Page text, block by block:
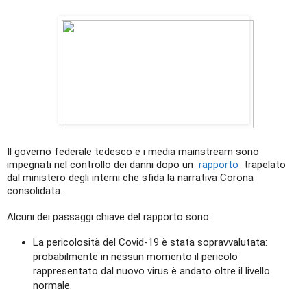
Il governo federale tedesco e i media mainstream sono
impegnati nel controllo dei danni dopo un rapporto trapelato
dal ministero degli interni che sfida la narrativa Corona
consolidata.
Alcuni dei passaggi chiave del rapporto sono:
La pericolosità del Covid-19 è stata sopravvalutata:
probabilmente in nessun momento il pericolo
rappresentato dal nuovo virus è andato oltre il livello
normale.